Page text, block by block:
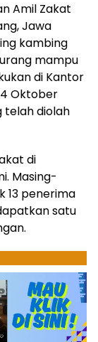
Amil Zakat
Jawa
kambing
mampu
di Kantor
Oktober
telah diolah
di
Masing-
13 penerima
satu